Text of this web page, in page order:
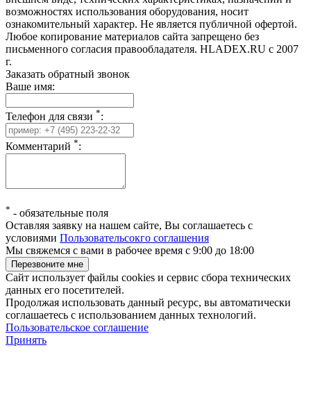
возможностях использования оборудования, носит
ознакомительный характер. Не является публичной офертой.
Любое копирование материалов сайта запрещено без
письменного согласия правообладателя. HLADEX.RU c 2007
г.
Заказать обратный звонок
Ваше имя:
Телефон для связи *:
Комментарий *:
* - обязательные поля
Оставляя заявку на нашем сайте, Вы соглашаетесь с
условиями Пользовательсокго соглашения
Мы свяжемся с вами в рабочее время с 9:00 до 18:00
Сайт использует файлы cookies и сервис сбора технических
данных его посетителей.
Продолжая использовать данный ресурс, вы автоматически
соглашаетесь с использованием данных технологий.
Пользовательское соглашение
Принять